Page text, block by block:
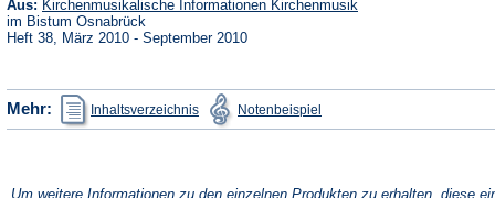
einem
Tab)
Aus: Kirchenmusikalische Informationen Kirchenmusik
im Bistum Osnabrück
Heft 38, März 2010 - September 2010
Mehr: Inhaltsverzeichnis
(Öffnet
in
einem
Notenbeispiel in
einem
Um weitere Informationen zu den einzelnen Produkten zu erhalten, diese